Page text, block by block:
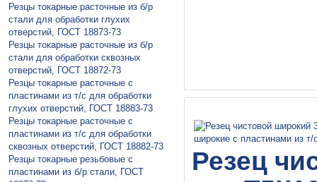
Резцы токарные расточные из б/р
стали для обработки глухих
отверстий, ГОСТ 18873-73
Резцы токарные расточные из б/р
стали для обработки сквозных
отверстий, ГОСТ 18872-73
Резцы токарные расточные с
пластинами из т/с для обработки
глухих отверстий, ГОСТ 18883-73
Резцы токарные расточные с
пластинами из т/с для обработки
сквозных отверстий, ГОСТ 18882-73
Резцы токарные резьбовые с
пластинами из б/р стали, ГОСТ
Резец